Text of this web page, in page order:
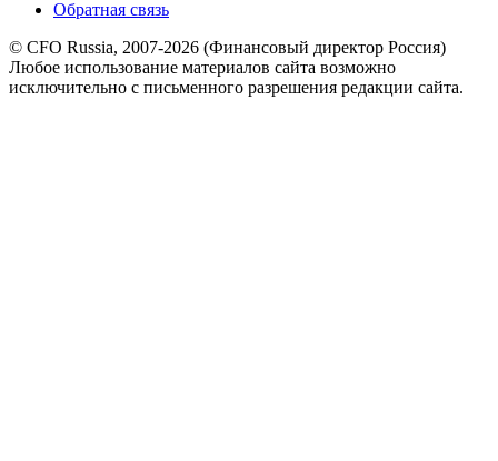
Обратная связь
© CFO Russia, 2007-2026 (Финансовый директор Россия)
Любое использование материалов сайта возможно
исключительно с письменного разрешения редакции сайта.